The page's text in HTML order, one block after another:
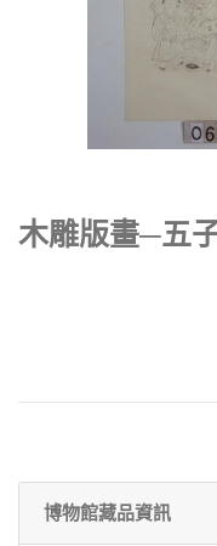
木雕版畫─五
博物館藏品資訊